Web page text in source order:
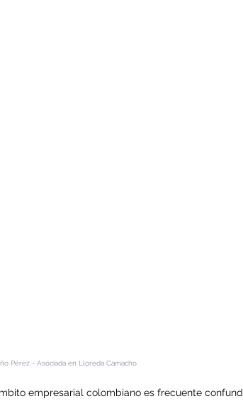
Pérez - Asociada en Lloreda Camacho
empresarial colombiano es frecuente